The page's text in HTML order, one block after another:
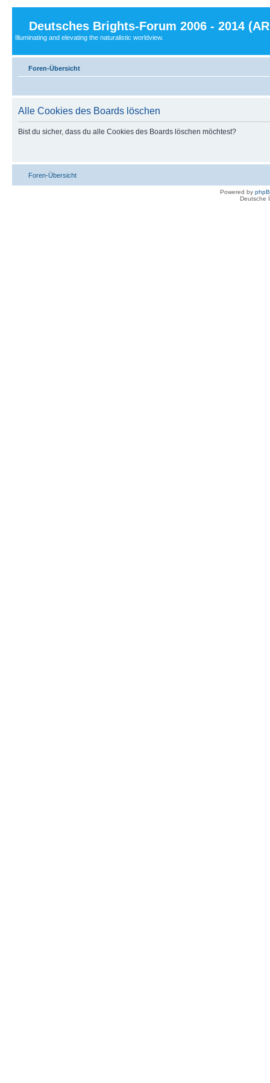
Deutsches Brights-Forum 2006 - 2014
Illuminating and elevating the naturalistic worldview.
Foren-Übersicht
Alle Cookies des Boards löschen
Bist du sicher, dass du alle Cookies des Boards löschen möchtest?
Foren-Übersicht
Powered by
Deutsche